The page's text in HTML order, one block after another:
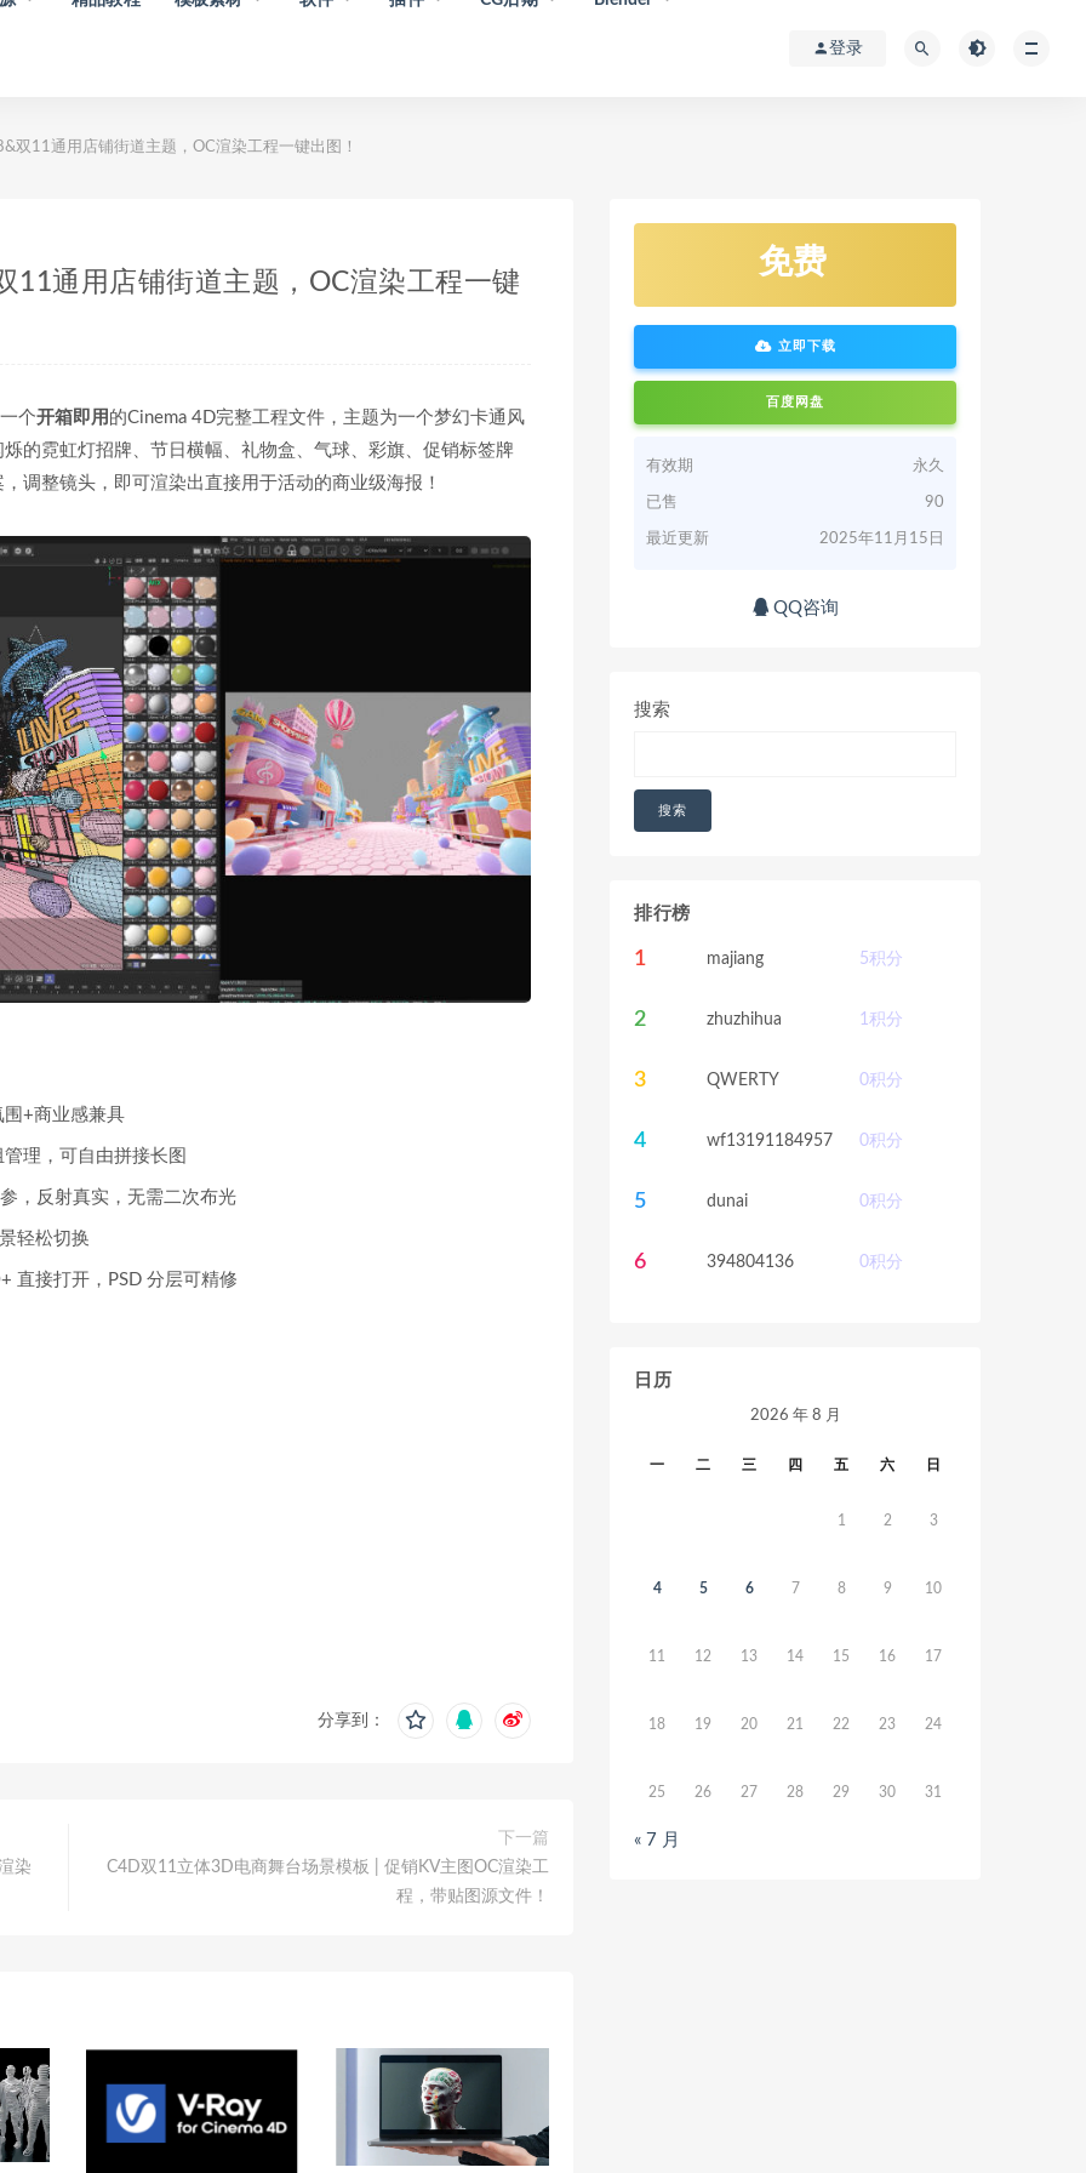
登录
双11通用店铺街道主题，OC渲染工程一键出图！
11通用店铺街道主题，OC渲染工程一键
个开箱即用 的Cinema 4D完整工程文件，主题为一个梦幻卡通风
的霓虹灯招牌、节日横幅、礼物盒、气球、彩旗、促销标签牌
调整镜头，即可渲染出直接用于活动的商业级海报！
+商业感兼具
理，可自由拼接长图
，反射真实，无需二次布光
轻松切换
直接打开，PSD 分层可精修
分享到：
染
下一篇
C4D双11立体3D电商舞台场景模板 | 促销KV主图OC渲染工
程，带贴图源文件！
免费
立即下载
百度网盘
有效期 永久
已售 90
最近更新 2025年11月15日
QQ咨询
搜索
搜索
排行榜
1 majiang 5积分
2 zhuzhihua 1积分
3 QWERTY 0积分
4 wf13191184957 0积分
5 dunai 0积分
6 394804136 0积分
日历
2026 年 8 月
一 二 三 四 五 六 日
1 2 3
4 5 6 7 8 9 10
11 12 13 14 15 16 17
18 19 20 21 22 23 24
25 26 27 28 29 30 31
« 7 月